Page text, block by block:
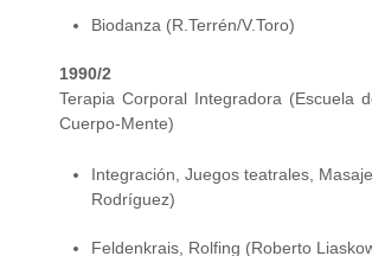
Biodanza (R.Terrén/V.Toro)
1990/2
Terapia Corporal Integradora (Escuela
Cuerpo-Mente)
Integración, Juegos teatrales,
Rodríguez)
Feldenkrais, Rolfing (Roberto